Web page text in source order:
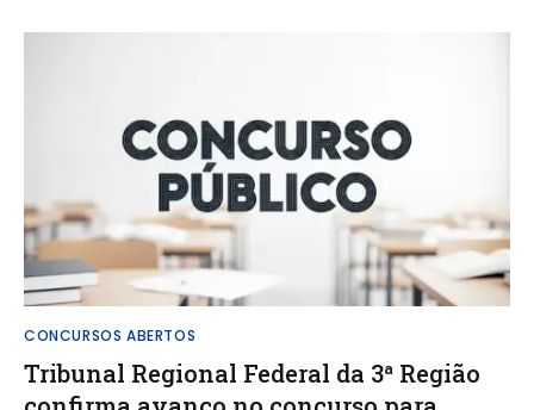
CONCURSOS ABERTOS
Tribunal Regional Federal da 3ª Região